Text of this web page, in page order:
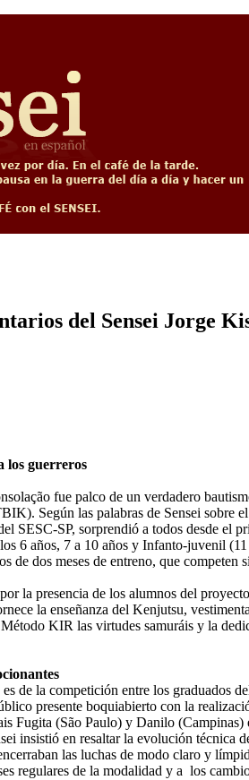
del Sensei Jorge
los guerreros
fue palco de un verdadero
Según las palabras de Sensei sobre
SESC-SP, sorprendió a todos desde el
6 años, 7 a 10 años y Infanto-juvenil
de dos meses de entreno, que
la presencia de los alumnos del
la enseñanza del Kenjutsu,
KIR las virtudes samuráis y la
de la competición entre los
presente boquiabierto con la
Fugita (São Paulo) y Danilo
insistió en resaltar la evolución técnica
las luchas de modo claro y
regulares de la modalidad y a los